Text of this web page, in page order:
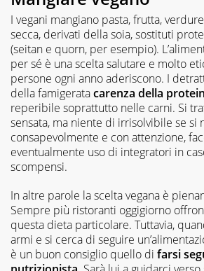
I vegani mangiano pasta, frutta,
secca, derivati della soia, sostituti
(seitan e quorn, per esempio).
per sé è una scelta salutare e molto
persone ogni anno aderiscono. I
della famigeratacarenza della
reperibile soprattutto nelle carni. Si
sensata, ma niente di irrisolvibile se si
consapevolmente e con attenzione,
eventualmente uso di integratori in
scompensi.
In altre parole la scelta vegana è
Sempre più ristoranti oggigiorno
questa dieta particolare. Tuttavia,
armi e si cerca di seguire
è un buon consiglio quello di farsi